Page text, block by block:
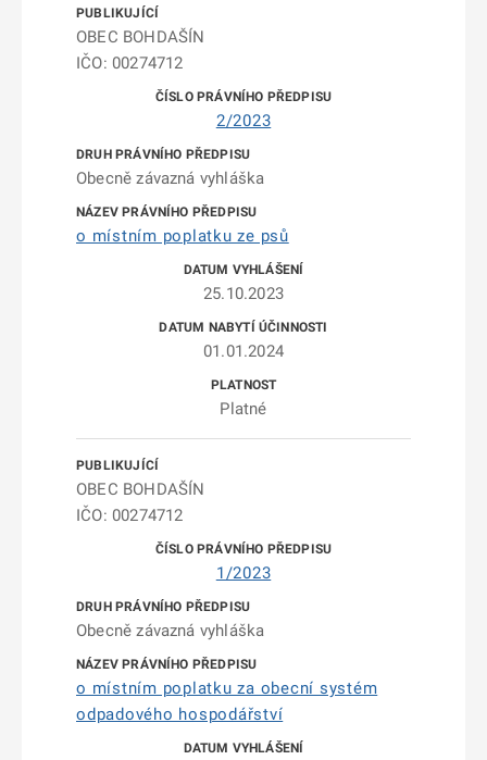
OBEC BOHDAŠÍN
IČO: 00274712
2/2023
Obecně závazná vyhláška
o místním poplatku ze psů
25.10.2023
01.01.2024
Platné
OBEC BOHDAŠÍN
IČO: 00274712
1/2023
Obecně závazná vyhláška
o místním poplatku za obecní systém
odpadového hospodářství